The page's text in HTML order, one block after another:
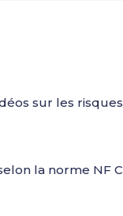
sur les
la norme NF C